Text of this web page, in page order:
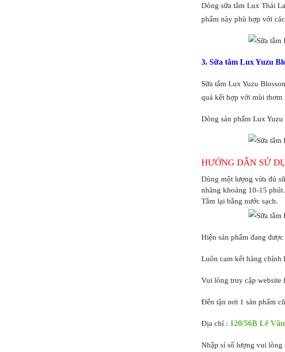
Dòng sữa tắm Lux Thái
phẩm này phù hợp với
3. Sữa tắm Lux Yuzu
Sữa tắm Lux Yuzu
quả kết hợp với mùi
Dòng sản phẩm Lux
HƯỚNG DẪN SỬ
Dùng một lượng vừa đủ
nhàng khoảng 10-15 phút.
Tắm lại bằng nước sạch.
Hiện sản phẩm đang
Luôn cam kết hàng chính
Vui lòng truy cập website
Đến tận nơi 1 sản phẩm
Địa chỉ : 120/56B Lê
Nhập sỉ số lượng vui lòng